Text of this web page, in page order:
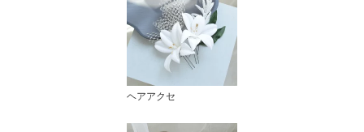
ヘアアクセ